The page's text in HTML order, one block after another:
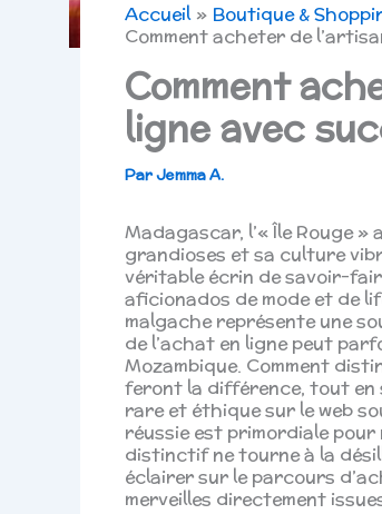
Accueil
Boutique &
Comment acheter de
Comment
ligne avec
ParJemma A.
Madagascar, l’« Île Rouge »
grandioses et sa culture
véritable écrin de savoir-
aficionados de mode et de
malgache représente une
de l’achat en ligne peut
Mozambique. Comment
feront la différence, tout en
rare et éthique sur le web
réussie est primordiale pour
distinctif ne tourne à la
éclairer sur le parcours
merveilles directement